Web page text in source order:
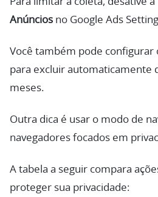
Anúncios no Google Ads
Você também pode configurar
para excluir automaticamente
meses.
Outra dica é usar o modo de
navegadores focados em
A tabela a seguir compara
proteger sua privacidade: